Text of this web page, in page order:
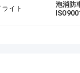
イト 泡消防